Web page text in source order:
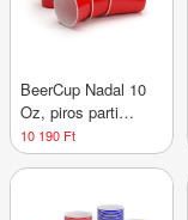
BeerCup Nadal 10
Oz, piros parti
poharak, US-
College Style, 295
újrafelhasználható
10 190 Ft